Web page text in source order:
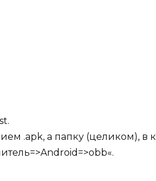
.apk, а папку (целиком), в